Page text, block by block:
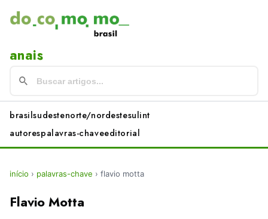
anais
brasilsudestenorte/nordestesulint
autorespalavras-chaveeditorial
início › palavras-chave › flavio motta
Flavio Motta